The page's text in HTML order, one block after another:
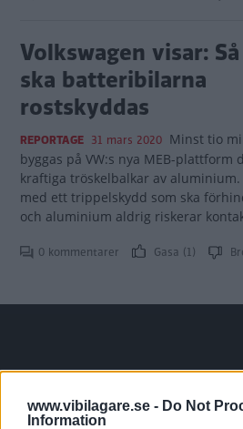
www.vibilagare.se - Do Not
Information
Volkswagen visar: Så
ska batteribilarna
rostskyddas
REPORTAGE 31 mars 2020 Minst tio
byggas på VW:s nya MEB-plattform
kraftiga tröskelbalkar av
med ett trippelskydd som ska
och aluminium aldrig riskerar
0 kommentarer Gasa (1)